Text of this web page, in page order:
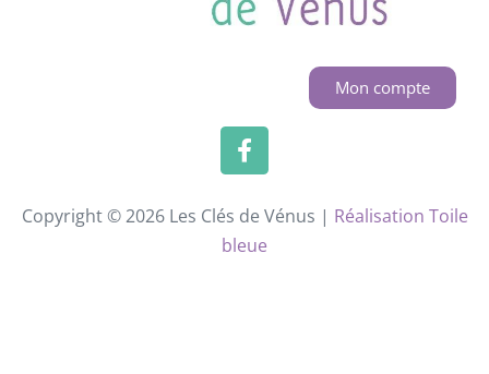
Mon compte
Copyright © 2026 Les Clés de Vénus | Réalisation Toile
bleue